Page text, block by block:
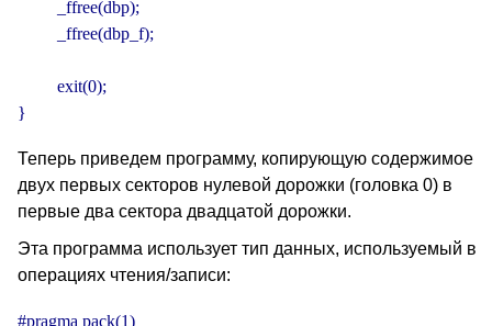
         _ffree(dbp);
         _ffree(dbp_f);
         exit(0);
}
Теперь приведем программу, копирующую содержимое
двух первых секторов нулевой дорожки (головка 0) в
первые два сектора двадцатой дорожки.
Эта программа использует тип данных, используемый в
операциях чтения/записи:
#pragma pack(1)